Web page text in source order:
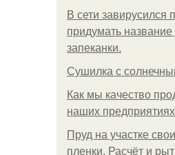
В сети завирусился
придумать
запеканки.
Сушилка с
Как мы качество
наших
Пруд на участке
пленки. Расчёт и